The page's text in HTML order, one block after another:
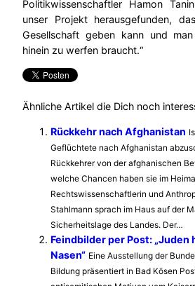
Politikwissenschaftler Hamon
unser Projekt herausgefunden,
Gesellschaft geben kann und
hinein zu werfen braucht.“
Ähnliche Artikel die Dich noch
Rückkehr nach Afghanistan
Geflüchtete nach Afghanistan
Rückkehrer von der afghanischen
welche Chancen haben sie im
Rechtswissenschaftlerin und
Stahlmann sprach im Haus auf der
Sicherheitslage des Landes. Der…
Feindbilder per Post: „Juden
Nasen“ Eine Ausstellung der
Bildung präsentiert in Bad Kösen